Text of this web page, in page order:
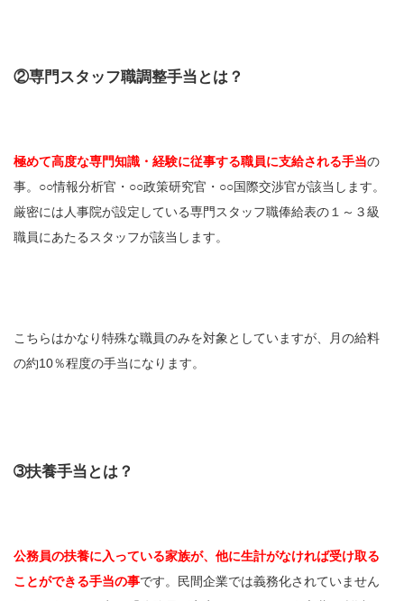
②専門スタッフ職調整手当とは？
極めて高度な専門知識・経験に従事する職員に支給される手当の
事。○○情報分析官・○○政策研究官・○○国際交渉官が該当します。
厳密には人事院が設定している専門スタッフ職俸給表の１～３級
職員にあたるスタッフが該当します。
こちらはかなり特殊な職員のみを対象としていますが、月の給料
の約10％程度の手当になります。
➂扶養手当とは？
公務員の扶養に入っている家族が、他に生計がなければ受け取る
ことができる手当の事です。民間企業では義務化されていません